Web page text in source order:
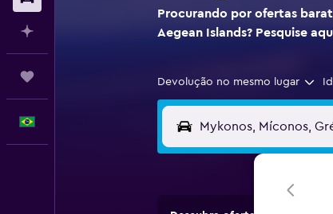
Procurando por ofertas
Aegean Islands? Pesquise
Devolução no mesmo lugar